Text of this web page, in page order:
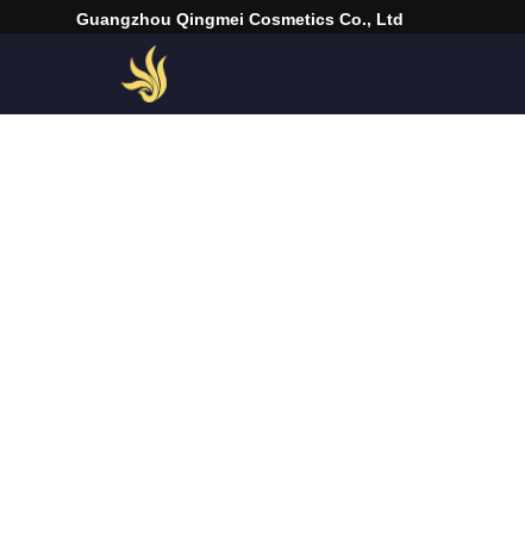
Guangzhou Qingmei Cosmetics Co., Ltd